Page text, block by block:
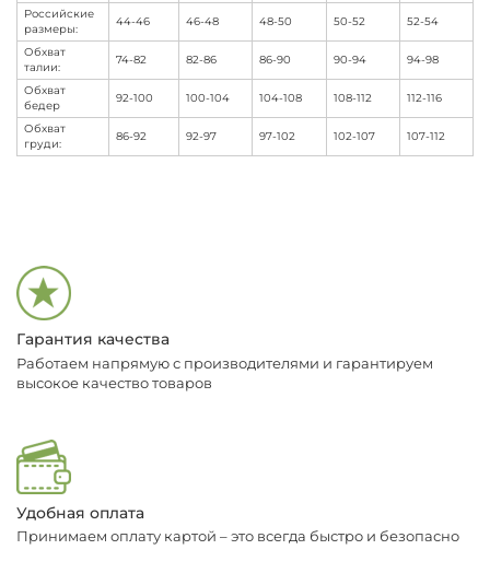
Российские
размеры:
44-46 46-48 48-50 50-52 52-54
Обхват
талии:
74-82 82-86 86-90 90-94 94-98
Обхват
бедер
92-100 100-104 104-108 108-112 112-116
Обхват
груди:
86-92 92-97 97-102 102-107 107-112
Гарантия качества
Работаем напрямую с производителями и гарантируем
высокое качество товаров
Удобная оплата
Принимаем оплату картой – это всегда быстро и безопасно